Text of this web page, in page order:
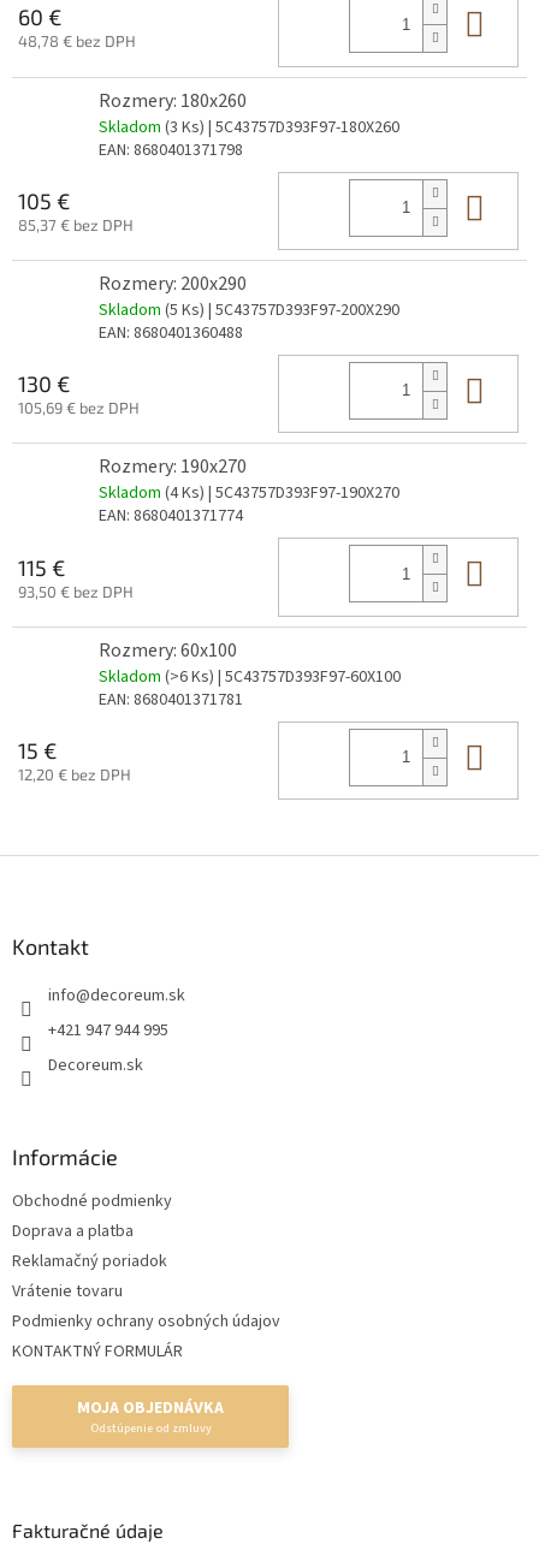
60 €
48,78 € bez DPH
Rozmery: 180x260
Skladom (3 Ks) | 5C43757D393F97-180X260
EAN: 8680401371798
105 €
85,37 € bez DPH
Rozmery: 200x290
Skladom (5 Ks) | 5C43757D393F97-200X290
EAN: 8680401360488
130 €
105,69 € bez DPH
Rozmery: 190x270
Skladom (4 Ks) | 5C43757D393F97-190X270
EAN: 8680401371774
115 €
93,50 € bez DPH
Rozmery: 60x100
Skladom (>6 Ks) | 5C43757D393F97-60X100
EAN: 8680401371781
15 €
12,20 € bez DPH
Kontakt
info@decoreum.sk
+421 947 944 995
Decoreum.sk
Informácie
Obchodné podmienky
Doprava a platba
Reklamačný poriadok
Vrátenie tovaru
Podmienky ochrany osobných údajov
KONTAKTNÝ FORMULÁR
MOJA OBJEDNÁVKA
Fakturačné údaje